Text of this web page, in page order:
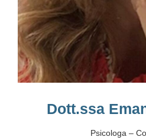
Dott.ssa
Psicologa –